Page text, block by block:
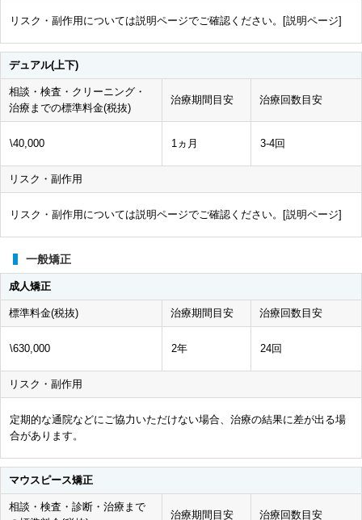
リスク・副作用については説明ページでご確認ください。[説明ページ]
デュアル(上下)
相談・検査・クリーニング・
治療までの標準料金(税抜)
治療期間目安 治療回数目安
\40,000 1ヵ月 3-4回
リスク・副作用
リスク・副作用については説明ページでご確認ください。[説明ページ]
一般矯正
成人矯正
標準料金(税抜) 治療期間目安 治療回数目安
\630,000 2年 24回
リスク・副作用
定期的な通院などにご協力いただけない場合、治療の結果に差が出る場
合があります。
マウスピース矯正
相談・検査・診断・治療まで
治療期間目安 治療回数目安